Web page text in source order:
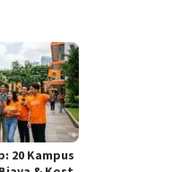
20 Kampus